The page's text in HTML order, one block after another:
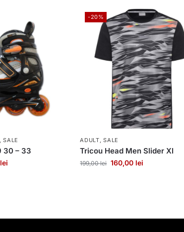
,SALE
30 – 33
lei
-20%
ADULT ,SALE
Tricou Head Men Slider XI
199,00lei 160,00 lei